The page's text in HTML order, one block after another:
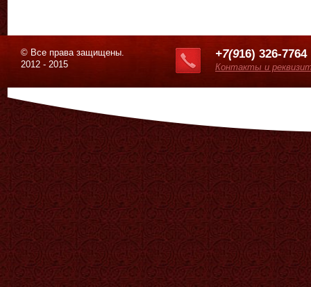
© Все права защищены.
2012 - 2015
+7(916) 326-7764
Контакты и